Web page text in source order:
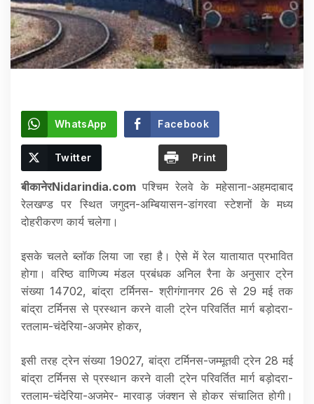
WhatsApp Facebook
Twitter Print
बीकानेरNidarindia.com पश्चिम रेलवे के महेसाना-अहमदाबाद
रेलखण्ड पर स्थित जगुदन-अम्बियासन-डांगरवा स्टेशनों के मध्य
दोहरीकरण कार्य चलेगा।
इसके चलते ब्लॉक लिया जा रहा है। ऐसे में रेल यातायात प्रभावित
होगा। वरिष्ठ वाणिज्य मंडल प्रबंधक अनिल रैना के अनुसार ट्रेन
संख्या 14702, बांद्रा टर्मिनस- श्रीगंगानगर 26 से 29 मई तक
बांद्रा टर्मिनस से प्रस्थान करने वाली ट्रेन परिवर्तित मार्ग बड़ोदरा-
रतलाम-चंदेरिया-अजमेर होकर,
इसी तरह ट्रेन संख्या 19027, बांद्रा टर्मिनस-जम्मूतवी ट्रेन 28 मई
बांद्रा टर्मिनस से प्रस्थान करने वाली ट्रेन परिवर्तित मार्ग बड़ोदरा-
रतलाम-चंदेरिया-अजमेर- मारवाड़ जंक्शन से होकर संचालित होगी।